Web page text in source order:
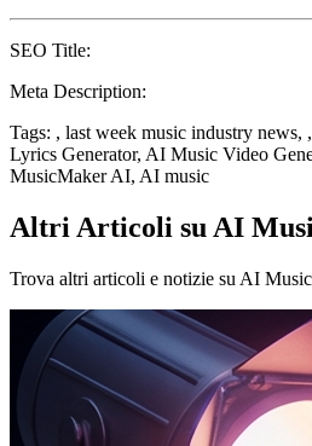
SEO Title:
Meta Description:
Tags: , last week music industry
Lyrics Generator, AI Music Video
MusicMaker AI, AI music
Altri Articoli su AI
Trova altri articoli e notizie su AI